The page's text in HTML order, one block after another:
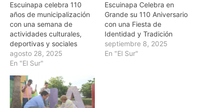
Escuinapa celebra 110
años de municipalización
con una semana de
actividades culturales,
deportivas y sociales
agosto 28, 2025
En "El Sur"
Escuinapa Celebra en
Grande su 110 Aniversario
con una Fiesta de
Identidad y Tradición
septiembre 8, 2025
En "El Sur"